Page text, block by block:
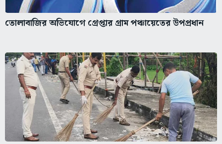
তোলাবাজির অভিযোগে গ্রেপ্তার গ্রাম পঞ্চায়েতের উপপ্রধান